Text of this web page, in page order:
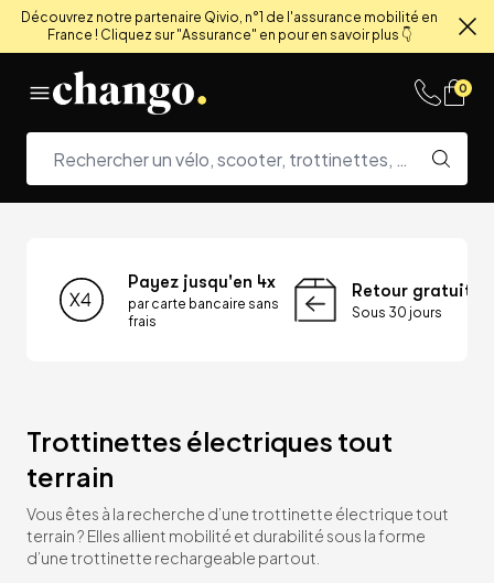
Découvrez notre partenaire Qivio, n°1 de l'assurance mobilité en
France ! Cliquez sur "Assurance" en pour en savoir plus 👇
0
Payez jusqu'en 4x
par carte bancaire sans
frais
Retour gratuit
Sous 30 jours
Trottinettes électriques tout
terrain
Vous êtes à la recherche d’une trottinette électrique tout
terrain ? Elles allient mobilité et durabilité sous la forme
d’une trottinette rechargeable partout.